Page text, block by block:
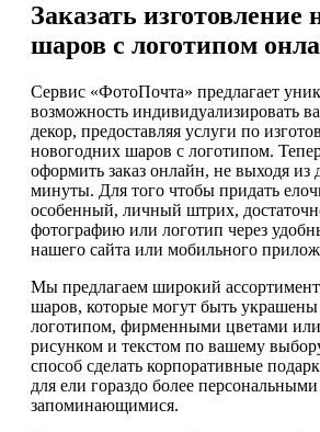
Заказать изготовление
шаров с логотипом
Сервис «ФотоПочта» предлагает
возможность индивидуализировать
декор, предоставляя услуги по
новогодних шаров с логотипом.
оформить заказ онлайн, не выходя из
минуты. Для того чтобы придать
особенный, личный штрих,
фотографию или логотип через
нашего сайта или мобильного
Мы предлагаем широкий
шаров, которые могут быть
логотипом, фирменными цветами
рисунком и текстом по вашему
способ сделать корпоративные
для ели гораздо более
запоминающимися.